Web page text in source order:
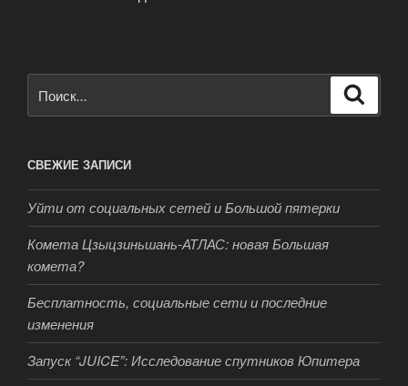
СВЕЖИЕ ЗАПИСИ
Уйти от социальных сетей и Большой пятерки
Комета Цзыцзиньшань-АТЛАС: новая Большая
комета?
Бесплатность, социальные сети и последние
изменения
Запуск “JUICE”: Исследование спутников Юпитера